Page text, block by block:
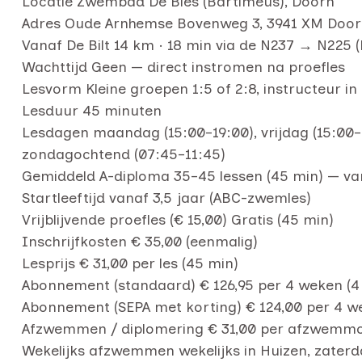
Adres Oude Arnhemse Bovenweg 3, 3941 XM
Vanaf De Bilt 14 km · 18 min via de N237 → N225
Wachttijd Geen — direct instromen na proefles
Lesvorm Kleine groepen 1:5 of 2:8, instructeur
Lesduur 45 minuten
Lesdagen maandag (15:00–19:00), vrijdag
zondagochtend (07:45–11:45)
Gemiddeld A-diploma 35–45 lessen (45 min) —
Startleeftijd vanaf 3,5 jaar (ABC-zwemles)
Vrijblijvende proefles (€ 15,00) Gratis (45 min)
Inschrijfkosten € 35,00 (eenmalig)
Lesprijs € 31,00 per les (45 min)
Abonnement (standaard) € 126,95 per 4 weken
Abonnement (SEPA met korting) € 124,00 per 4
Afzwemmen / diplomering € 31,00 per
Wekelijks afzwemmen wekelijks in Huizen,